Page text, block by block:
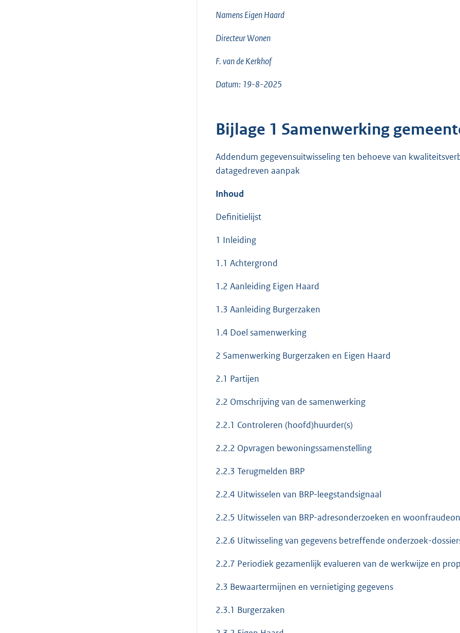
Namens Eigen Haard
Directeur Wonen
F. van de Kerkhof
Datum: 19-8-2025
Bijlage 1 Samenwerking
Addendum gegevensuitwisseling ten behoeve van
datagedreven aanpak
Inhoud
Definitielijst
1 Inleiding
1.1 Achtergrond
1.2 Aanleiding Eigen Haard
1.3 Aanleiding Burgerzaken
1.4 Doel samenwerking
2 Samenwerking Burgerzaken en Eigen Haard
2.1 Partijen
2.2 Omschrijving van de samenwerking
2.2.1 Controleren (hoofd)huurder(s)
2.2.2 Opvragen bewoningssamenstelling
2.2.3 Terugmelden BRP
2.2.4 Uitwisselen van BRP-leegstandsignaal
2.2.5 Uitwisselen van BRP-adresonderzoeken en
2.2.6 Uitwisseling van gegevens betreffende onderzoek-
2.2.7 Periodiek gezamenlijk evalueren van de werkwijze en
2.3 Bewaartermijnen en vernietiging gegevens
2.3.1 Burgerzaken